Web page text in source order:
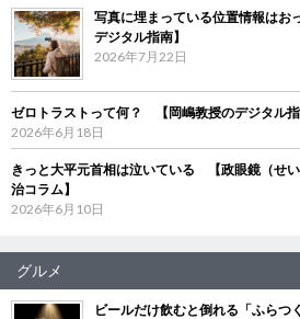
写真に埋まっている位置情報は
デジタル指南】
2026年7月22日
ゼロトラストって何？ 【岡嶋教授のデジタル指
2026年6月18日
きっと大平元首相は泣いている 【政眼鏡（せ
治コラム】
2026年6月10日
グルメ
ビールだけ飲むと倒れる「ふら